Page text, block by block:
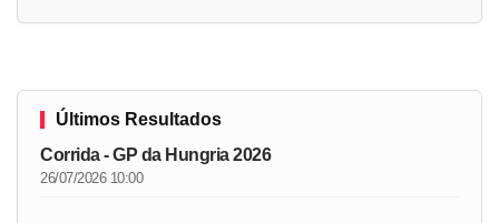
Últimos Resultados
Corrida - GP da Hungria 2026
26/07/2026 10:00